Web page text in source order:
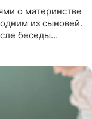
о материнстве
из сыновей.
беседы